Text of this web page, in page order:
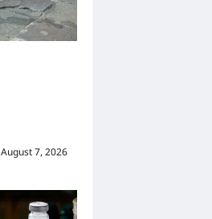
August 7, 2026